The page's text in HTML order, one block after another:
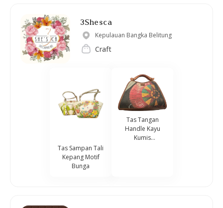
3Shesca
Kepulauan Bangka Belitung
Craft
Tas Sampan Tali
Kepang Motif
Bunga
Tas Tangan
Handle Kayu
Kumis